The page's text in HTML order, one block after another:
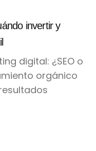
invertir y
digital: ¿SEO o
orgánico